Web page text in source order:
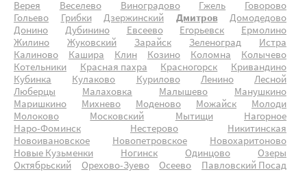
Верея
Веселево Виноградово Гжель
Говорово
Гольево
Грибки Дзержинский Дмитров
Домодедово
Донино
Дубинино Евсеево Егорьевск
Ермолино
Жилино
Жуковский Зарайск Зеленоград
Истра
Калиново
Кашира Клин Козино Коломна
Колычево
Котельники
Красная пахра Красногорск
Кривандино
Кубинка
Кулаково Курилово Ленино
Лесной
Люберцы
Малаховка Малышево
Манушкино
Маришкино
Михнево Моденово Можайск
Молоди
Молоково
Московский Мытищи
Нагорное
Наро-Фоминск
Нестерово
Никитинская
Новоивановское
Новопетровское
Новохаритоново
Новые Кузьменки
Ногинск Одинцово
Озеры
Октябрьский
Орехово-Зуево Осеево
Павловский Посад